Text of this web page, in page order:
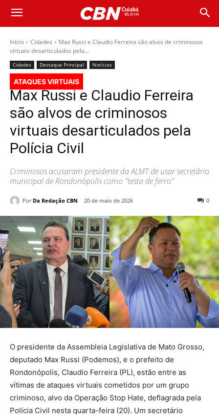
Início Cidades
Max Russi e Claudio Ferreira são alvos de criminosos
virtuais desarticulados pela...
Cidades Destaque Principal Notícias
ATAQUES VIRTUAIS
Max Russi e Claudio Ferreira
são alvos de criminosos
virtuais desarticulados pela
Polícia Civil
Criminosos acusaram presidente da ALMT de usar secretário
municipal de Rondonópolis como "testa de ferro"
Por Da Redação CBN 20 de maio de 2026 0
O presidente da Assembleia Legislativa de Mato Grosso,
deputado Max Russi (Podemos), e o prefeito de
Rondonópolis, Claudio Ferreira (PL), estão entre as
vítimas de ataques virtuais cometidos por um grupo
criminoso, alvo da Operação Stop Hate, deflagrada pela
Polícia Civil nesta quarta-feira (20). Um secretário